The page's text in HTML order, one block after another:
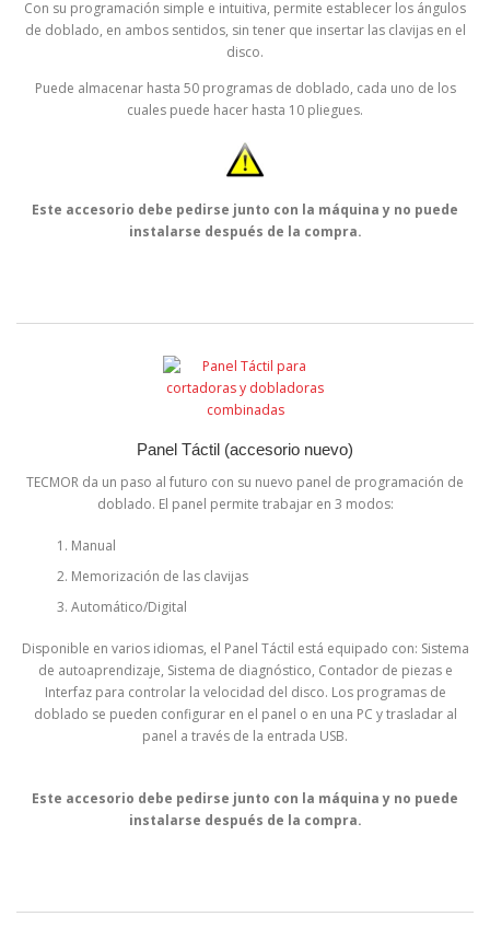
Con su programación simple e intuitiva, permite establecer los ángulos
de doblado, en ambos sentidos, sin tener que insertar las clavijas en el
disco.
Puede almacenar hasta 50 programas de doblado, cada uno de los
cuales puede hacer hasta 10 pliegues.
Este accesorio debe pedirse junto con la máquina y no puede
instalarse después de la compra.
Panel Táctil (accesorio nuevo)
TECMOR da un paso al futuro con su nuevo panel de programación de
doblado. El panel permite trabajar en 3 modos:
Manual
Memorización de las clavijas
Automático/Digital
Disponible en varios idiomas, el Panel Táctil está equipado con: Sistema
de autoaprendizaje, Sistema de diagnóstico, Contador de piezas e
Interfaz para controlar la velocidad del disco. Los programas de
doblado se pueden configurar en el panel o en una PC y trasladar al
panel a través de la entrada USB.
Este accesorio debe pedirse junto con la máquina y no puede
instalarse después de la compra.